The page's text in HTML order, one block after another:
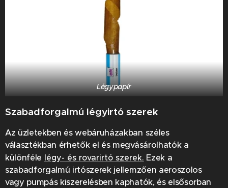
Légypapír
Szabadforgalmú légyirtó szerek
Az üzletekben és webáruházakban széles
választékban érhetők el és megvásárolhatók a
különféle légy- és rovarirtó szerek. Ezek a
szabadforgalmú irtószerek jellemzően aeroszolos
vagy pumpás kiszerelésben kaphatók, és elsősorban